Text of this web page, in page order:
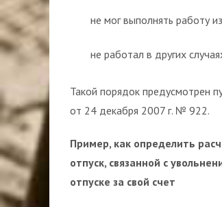
не мог выполнять работу
не работал в других
Такой порядок предусмотрен
от 24 декабря 2007 г. № 922.
Пример, как определить
отпуск, связанной с
отпуске за свой счет